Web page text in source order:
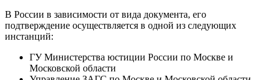
В России в зависимости от вида документа, его
подтверждение осуществляется в одной из следующих
инстанций:
ГУ Министерства юстиции России по Москве и
Московской области